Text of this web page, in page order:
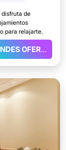
disfruta de
para relajarte.
GRANDES OFERTAS